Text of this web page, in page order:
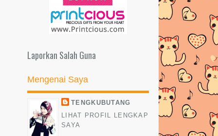
Laporkan Salah Guna
Mengenai Saya
TENGKUBUTANG
LIHAT PROFIL LENGKAP
SAYA